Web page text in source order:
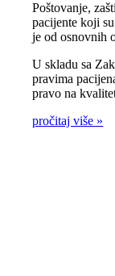
Poštovanje,
pacijente koji
je od osnovnih
U skladu sa
pravima
pravo na
pročitaj više »